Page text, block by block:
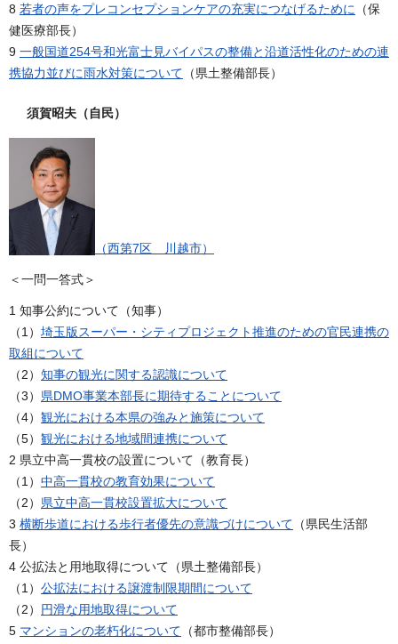
8 若者の声をプレコンセプションケアの充実につなげるために
（保
健医療部長）
9 一般国道254号和光富士見バイパスの整備と沿道活性化のための連
携協力並びに雨水対策について （県土整備部長）
須賀昭夫（自民）
（西第7区 川越市）
＜一問一答式＞
1 知事公約について（知事）
（1） 埼玉版スーパー・シティプロジェクト推進のための官民連携の
取組について
（2） 知事の観光に関する認識について
（3） 県DMO事業本部長に期待することについて
（4） 観光における本県の強みと施策について
（5） 観光における地域間連携について
2 県立中高一貫校の設置について（教育長）
（1） 中高一貫校の教育効果について
（2） 県立中高一貫校設置拡大について
3 横断歩道における歩行者優先の意識づけについて （県民生活部
長）
4 公拡法と用地取得について（県土整備部長）
（1） 公拡法における譲渡制限期間について
（2） 円滑な用地取得について
5 マンションの老朽化について （都市整備部長）